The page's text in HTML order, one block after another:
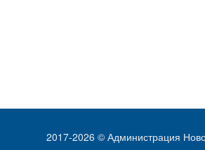
2017-2026 © Администрация